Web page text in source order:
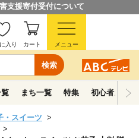
支援寄付受付について
検索
入り カート メニュー
まち一覧 特集 初心者ガイド
・スイーツ